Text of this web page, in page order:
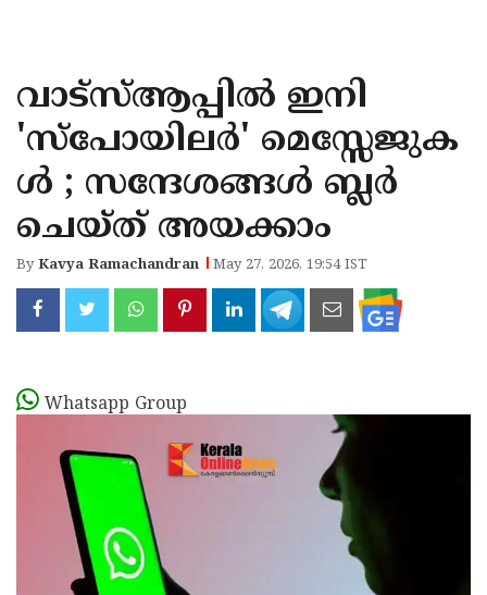
KANNUR
KASARAGOD
വാട്സ്ആപ്പിൽ ഇനി
'സ്പോയിലർ' മെസ്സേജുക
ൾ ; സന്ദേശങ്ങൾ ബ്ലർ
ചെയ്ത് അയക്കാം
ByKavya Ramachandran May 27, 2026, 19:54 IST
Whatsapp Group